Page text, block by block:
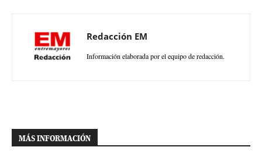
Redacción EM
Información elaborada por el equipo de redacción.
MÁS INFORMACIÓN